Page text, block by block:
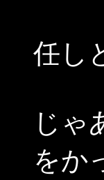
任し
じゃ
をか